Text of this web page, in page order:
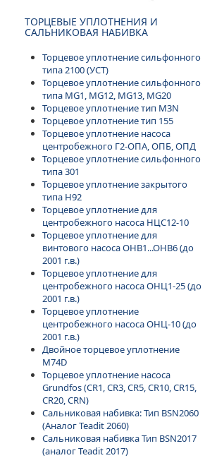
ТОРЦЕВЫЕ УПЛОТНЕНИЯ И
САЛЬНИКОВАЯ НАБИВКА
Торцевое уплотнение сильфонного
типа 2100 (УСТ)
Торцевое уплотнение сильфонного
типа MG1, MG12, MG13, MG20
Торцевое уплотнение тип M3N
Торцевое уплотнение тип 155
Торцевое уплотнение насоса
центробежного Г2-ОПА, ОПБ, ОПД
Торцевое уплотнение сильфонного
типа 301
Торцевое уплотнение закрытого
типа H92
Торцевое уплотнение для
центробежного насоса НЦС12-10
Торцевое уплотнение для
винтового насоса ОНВ1...ОНВ6 (до
2001 г.в.)
Торцевое уплотнение для
центробежного насоса ОНЦ1-25 (до
2001 г.в.)
Торцевое уплотнение
центробежного насоса ОНЦ-10 (до
2001 г.в.)
Двойное торцевое уплотнение
M74D
Торцевое уплотнение насоса
Grundfos (CR1, CR3, CR5, CR10, CR15,
CR20, CRN)
Сальниковая набивка: Тип BSN2060
(Аналог Teadit 2060)
Сальниковая набивка Тип BSN2017
(аналог Teadit 2017)